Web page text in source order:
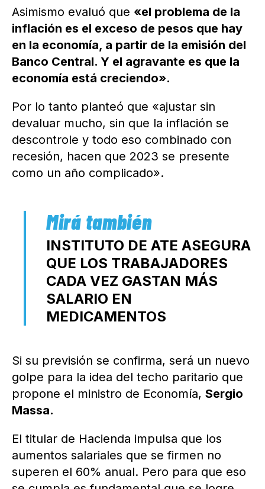
Asimismo evaluó que «el problema de la
inflación es el exceso de pesos que hay
en la economía, a partir de la emisión del
Banco Central. Y el agravante es que la
economía está creciendo».
Por lo tanto planteó que «ajustar sin
devaluar mucho, sin que la inflación se
descontrole y todo eso combinado con
recesión, hacen que 2023 se presente
como un año complicado».
INSTITUTO DE ATE ASEGURA
QUE LOS TRABAJADORES
CADA VEZ GASTAN MÁS
SALARIO EN
MEDICAMENTOS
Si su previsión se confirma, será un nuevo
golpe para la idea del techo paritario que
propone el ministro de Economía, Sergio
Massa.
El titular de Hacienda impulsa que los
aumentos salariales que se firmen no
superen el 60% anual. Pero para que eso